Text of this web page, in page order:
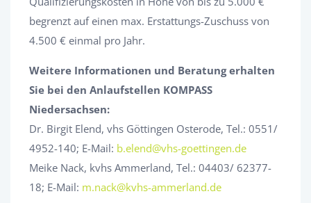
begrenzt auf einen max. Erstattungs-Zuschuss von
4.500 € einmal pro Jahr.
Weitere Informationen und Beratung erhalten
Sie bei den Anlaufstellen KOMPASS
Niedersachsen:
Dr. Birgit Elend, vhs Göttingen Osterode, Tel.: 0551/
4952-140; E-Mail: b.elend@vhs-goettingen.de
Meike Nack, kvhs Ammerland, Tel.: 04403/ 62377-
18; E-Mail: m.nack@kvhs-ammerland.de